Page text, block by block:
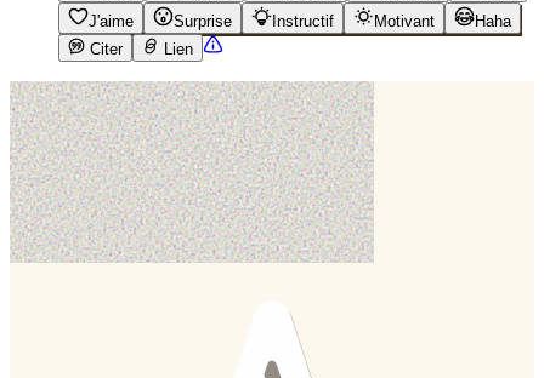
J'aime
Surprise Instructif Motivant
Haha
Citer
Lien